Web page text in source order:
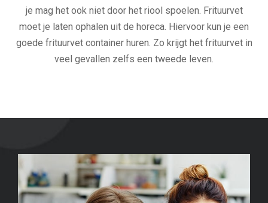
je mag het ook niet door het riool spoelen. Frituurvet
moet je laten ophalen uit de horeca. Hiervoor kun je een
goede frituurvet container huren. Zo krijgt het frituurvet in
veel gevallen zelfs een tweede leven.